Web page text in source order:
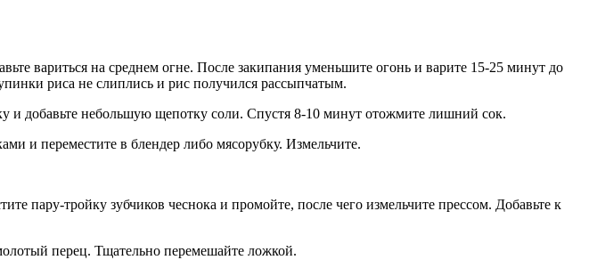
вариться на среднем огне. После закипания уменьшите огонь и варите 15-25 минут до
риса не слиплись и рис получился рассыпчатым.
и добавьте небольшую щепотку соли. Спустя 8-10 минут отожмите лишний сок.
и переместите в блендер либо мясорубку. Измельчите.
пару-тройку зубчиков чеснока и промойте, после чего измельчите прессом. Добавьте к
перец. Тщательно перемешайте ложкой.